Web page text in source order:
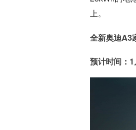
上。
全新奥迪A3
预计时间：